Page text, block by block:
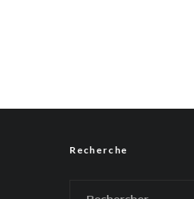
Recherche